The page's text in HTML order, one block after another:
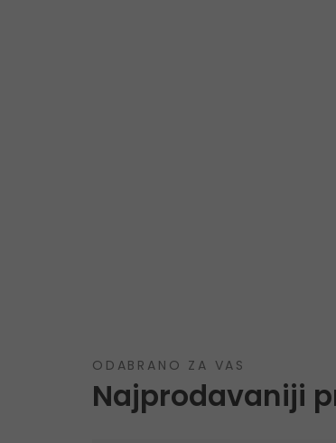
ODABRANO ZA VAS
Najprodavaniji